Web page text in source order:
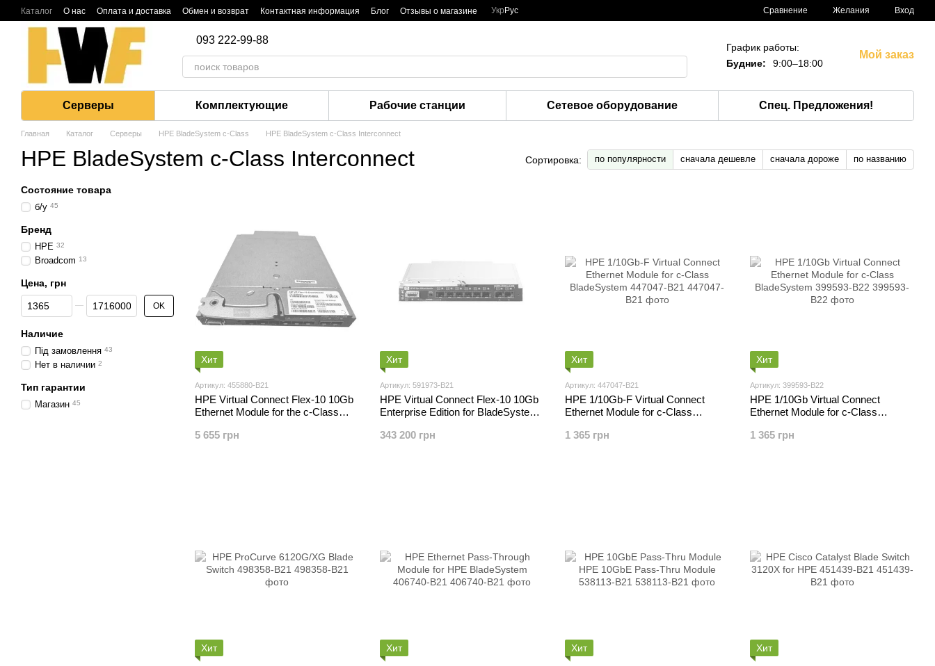
Перейти к основному контенту
Каталог О нас Оплата и доставка Обмен и возврат Контактная информация Блог Отзывы о магазине Укр Рус Сравнение Желания Вход
093 222-99-88
График работы:
Будние:
9:00–18:00
Мой заказ
Серверы Комплектующие Рабочие станции Сетевое оборудование Спец. Предложения!
Главная Каталог Серверы HPE BladeSystem c-Class HPE BladeSystem c-Class Interconnect
HPE BladeSystem c-Class Interconnect Сортировка: по популярности сначала дешевле сначала дороже по названию
Хит
Артикул: 455880-B21
HPE Virtual Connect Flex-10 10Gb
Ethernet Module for the c-Class
5 655 грн
Хит
Артикул: 591973-B21
HPE Virtual Connect Flex-10 10Gb
Enterprise Edition for BladeSystem
343 200 грн
Хит
Артикул: 447047-B21
HPE 1/10Gb-F Virtual Connect
Ethernet Module for c-Class
1 365 грн
Хит
Артикул: 399593-B22
HPE 1/10Gb Virtual Connect
Ethernet Module for c-Class
1 365 грн
Хит Хит Хит Хит
Состояние товара
б/у 45
Бренд
HPE 32
Broadcom 13
Цена, грн
От Цена, грн
До Цена, грн OK
Наличие
Під замовлення 43
Нет в наличии 2
Тип гарантии
Магазин 45